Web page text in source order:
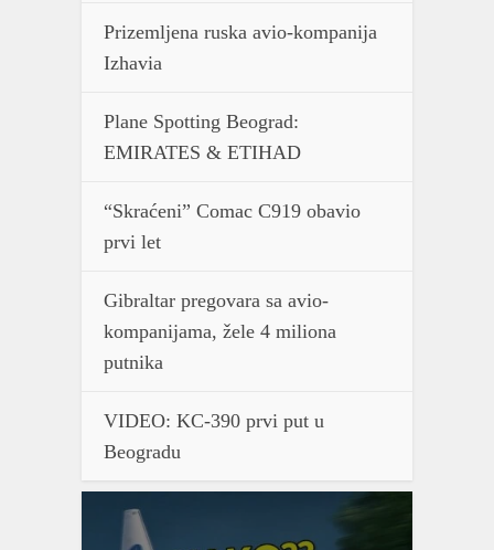
Prizemljena ruska avio-kompanija
Izhavia
Plane Spotting Beograd:
EMIRATES & ETIHAD
“Skraćeni” Comac C919 obavio
prvi let
Gibraltar pregovara sa avio-
kompanijama, žele 4 miliona
putnika
VIDEO: KC-390 prvi put u
Beogradu